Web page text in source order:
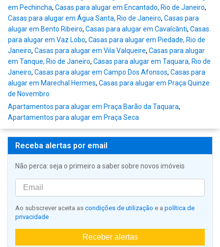
em Pechincha, Casas para alugar em Encantado, Rio de Janeiro,
Casas para alugar em Água Santa, Rio de Janeiro, Casas para
alugar em Bento Ribeiro, Casas para alugar em Cavalcânti, Casas
para alugar em Vaz Lobo, Casas para alugar em Piedade, Rio de
Janeiro, Casas para alugar em Vila Valqueire, Casas para alugar
em Tanque, Rio de Janeiro, Casas para alugar em Taquara, Rio de
Janeiro, Casas para alugar em Campo Dos Afonsos, Casas para
alugar em Marechal Hermes, Casas para alugar em Praça Quinze
de Novembro
Apartamentos para alugar em Praça Barão da Taquara,
Apartamentos para alugar em Praça Seca
Receba alertas por email
Não perca: seja o primeiro a saber sobre novos imóveis
Ao subscrever aceita as condições de utilização e a política de
privacidade
Receber alertas